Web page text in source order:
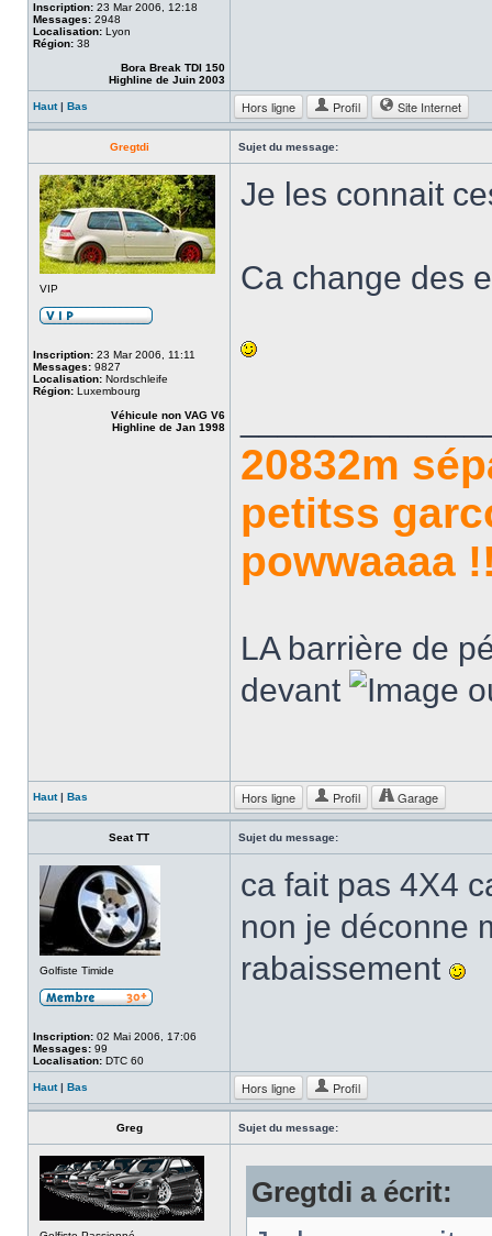
Inscription: 23 Mar 2006, 12:18
Messages: 2948
Localisation: Lyon
Région: 38
Bora Break TDI 150
Highline de Juin 2003
Haut| Bas Hors ligne Profil Site Internet
Gregtdi Sujet du message:
VIP
Inscription: 23 Mar 2006, 11:11
Messages: 9827
Localisation: Nordschleife
Région: Luxembourg
Véhicule non VAG V6
Highline de Jan 1998
Je les connait
Ca change des
20832m
petitss
powwaaaa
LA barrière de
devant
Haut| Bas Hors ligne Profil Garage
Seat TT Sujet du message:
Golfiste Timide
Inscription: 02 Mai 2006, 17:06
Messages: 99
Localisation: DTC 60
ca fait pas 4X4
non je déconne
rabaissement
Haut| Bas Hors ligne Profil
Greg Sujet du message:
Gregtdi a écrit: